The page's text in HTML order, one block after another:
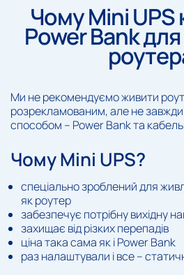
Чому Mini UPS
Power Bank
Ми не рекомендуємо живити
розрекламованим, але не
способом – Power Bank та
Чому Mini UPS?
спеціально зроблений для
як роутер
забезпечує потрібну вихідну
захищає від різких перепадів
ціна така сама як і Power Bank
раз налаштували і все –